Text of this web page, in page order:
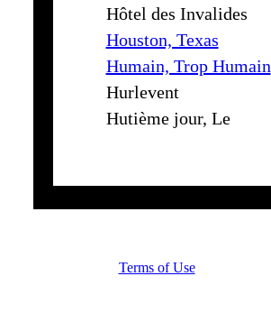
Hôtel des Invalides
Houston, Texas
Humain, Trop Humain
Hurlevent
Hutième jour, Le
Terms of Use